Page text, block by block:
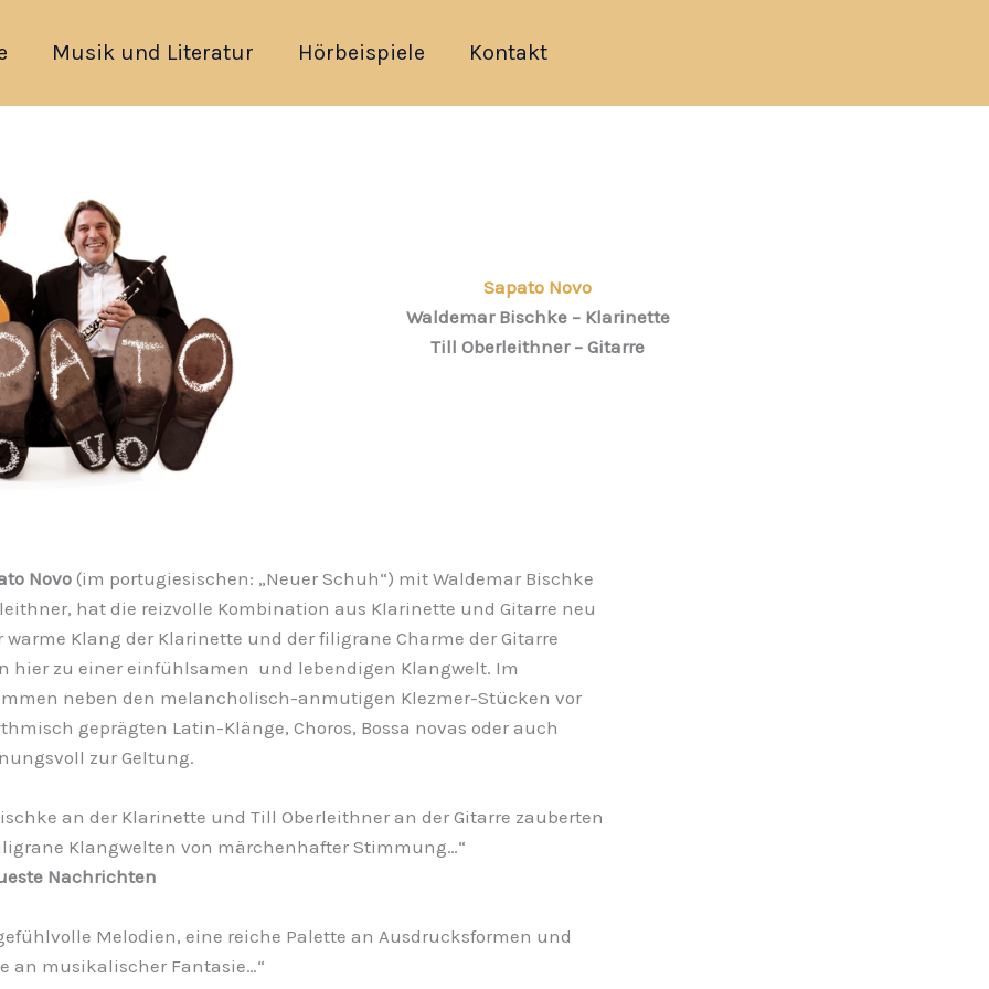
Musik und Literatur Hörbeispiele Kontakt
Sapato Novo
Waldemar Bischke – Klarinette
Till Oberleithner – Gitarre
Novo (im portugiesischen: „Neuer Schuh“) mit Waldemar Bischke
hat die reizvolle Kombination aus Klarinette und Gitarre neu
warme Klang der Klarinette und der filigrane Charme der Gitarre
hier zu einer einfühlsamen und lebendigen Klangwelt. Im
neben den melancholisch-anmutigen Klezmer-Stücken vor
geprägten Latin-Klänge, Choros, Bossa novas oder auch
zur Geltung.
an der Klarinette und Till Oberleithner an der Gitarre zauberten
Klangwelten von märchenhafter Stimmung…“
Nachrichten
Melodien, eine reiche Palette an Ausdrucksformen und
an musikalischer Fantasie…“